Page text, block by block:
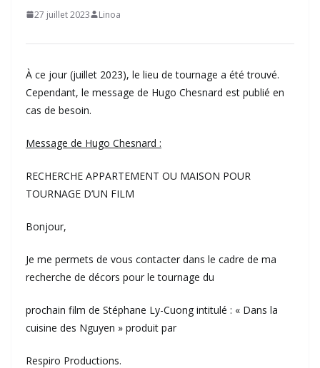
27 juillet 2023 Linoa
À ce jour (juillet 2023), le lieu de tournage a été trouvé.
Cependant, le message de Hugo Chesnard est publié en
cas de besoin.
Message de Hugo Chesnard :
RECHERCHE APPARTEMENT OU MAISON POUR
TOURNAGE D’UN FILM
Bonjour,
Je me permets de vous contacter dans le cadre de ma
recherche de décors pour le tournage du
prochain film de Stéphane Ly-Cuong intitulé : « Dans la
cuisine des Nguyen » produit par
Respiro Productions.